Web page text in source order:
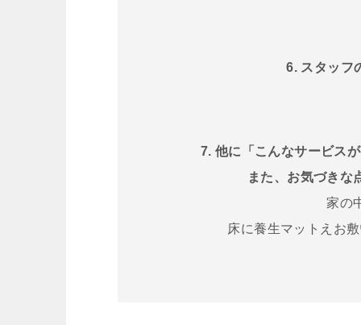
6. スタッフ
7. 他に「こんなサービス
また、お気づきな
家の
床に養生マットえお